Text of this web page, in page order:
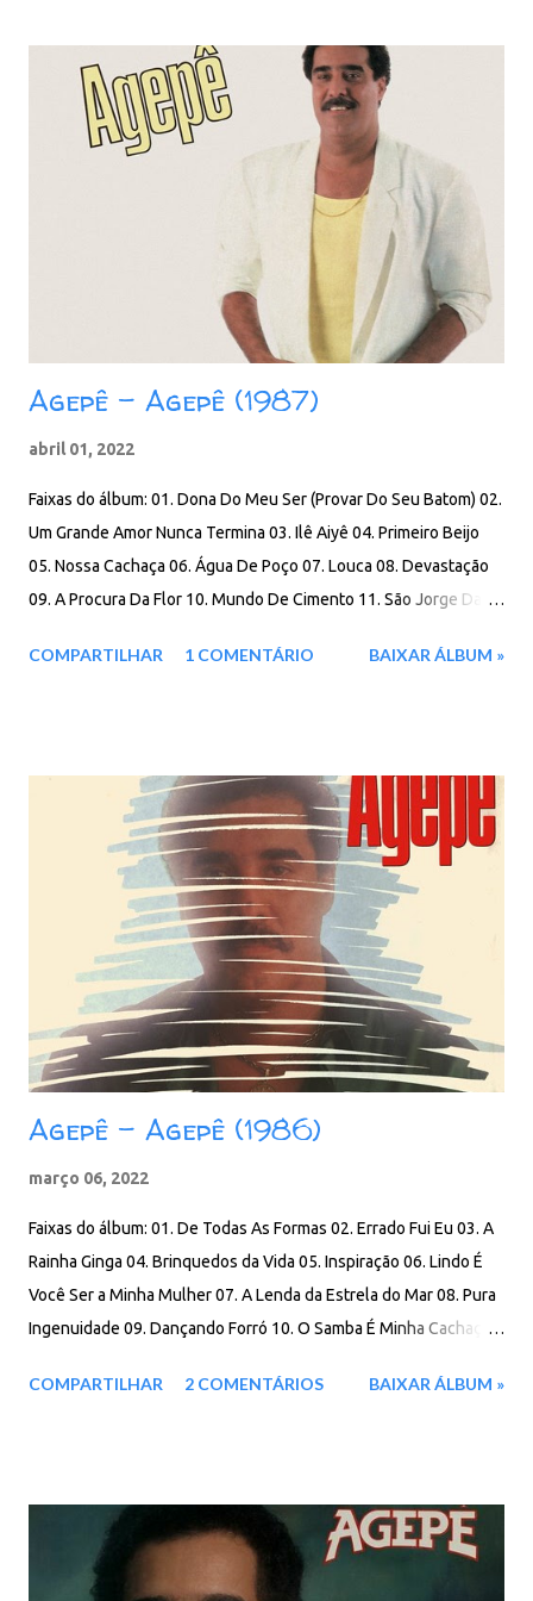
Agepê - Agepê (1987)
abril 01, 2022
Faixas do álbum: 01. Dona Do Meu Ser (Provar Do Seu Batom) 02.
Um Grande Amor Nunca Termina 03. Ilê Aiyê 04. Primeiro Beijo
05. Nossa Cachaça 06. Água De Poço 07. Louca 08. Devastação
09. A Procura Da Flor 10. Mundo De Cimento 11. São Jorge Da
REMASTERIZADO MEGA - IceDrive - Box
COMPARTILHAR 1 COMENTÁRIO BAIXAR ÁLBUM »
Agepê - Agepê (1986)
março 06, 2022
Faixas do álbum: 01. De Todas As Formas 02. Errado Fui Eu 03. A
Rainha Ginga 04. Brinquedos da Vida 05. Inspiração 06. Lindo É
Você Ser a Minha Mulher 07. A Lenda da Estrela do Mar 08. Pura
Ingenuidade 09. Dançando Forró 10. O Samba É Minha Cachaça
MEGA - IceDrive - Degoo
COMPARTILHAR 2 COMENTÁRIOS BAIXAR ÁLBUM »